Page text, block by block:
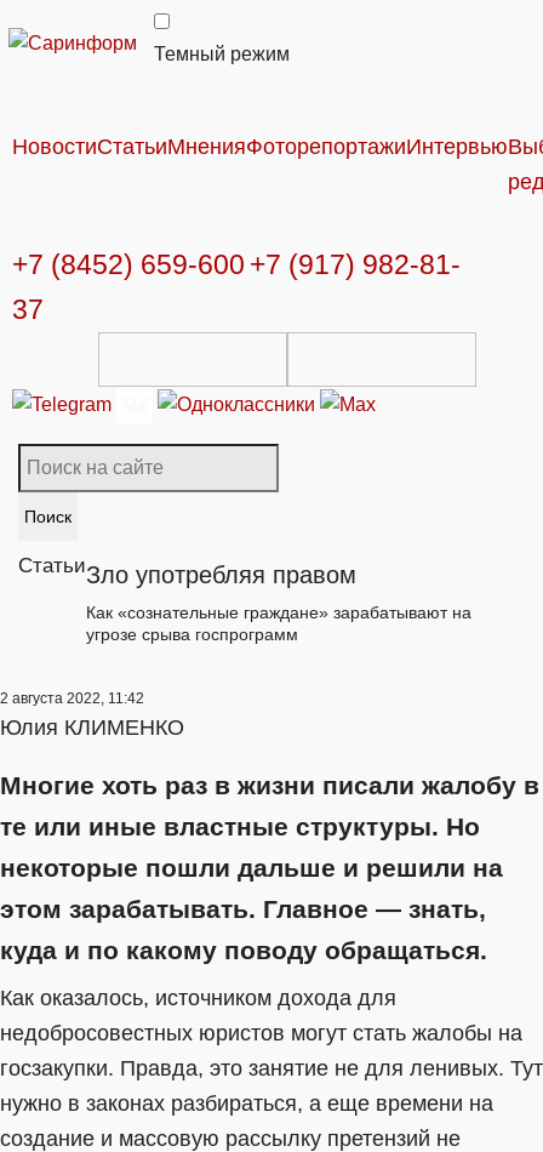
Темный режим
НовостиСтатьиМненияФоторепортажиИнтервью
+7 (8452) 659-600 +7 (917) 982-81-
37
Поиск
СтатьиЗло употребляя правом
Как «сознательные граждане» зарабатывают на
угрозе срыва госпрограмм
2 августа 2022, 11:42
Юлия КЛИМЕНКО
Многие хоть раз в жизни писали жалобу в
те или иные властные структуры. Но
некоторые пошли дальше и решили на
этом зарабатывать. Главное — знать,
куда и по какому поводу обращаться.
Как оказалось, источником дохода для
недобросовестных юристов могут стать жалобы на
госзакупки. Правда, это занятие не для ленивых. Тут
нужно в законах разбираться, а еще времени на
создание и массовую рассылку претензий не